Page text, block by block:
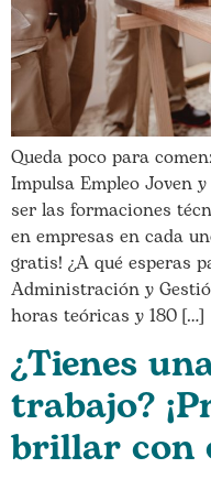
Queda poco para
Impulsa Empleo Joven
ser las formaciones
en empresas en cada
gratis! ¿A qué esperas
Administración y
horas teóricas y 180 […]
¿Tienes
trabajo?
brillar con